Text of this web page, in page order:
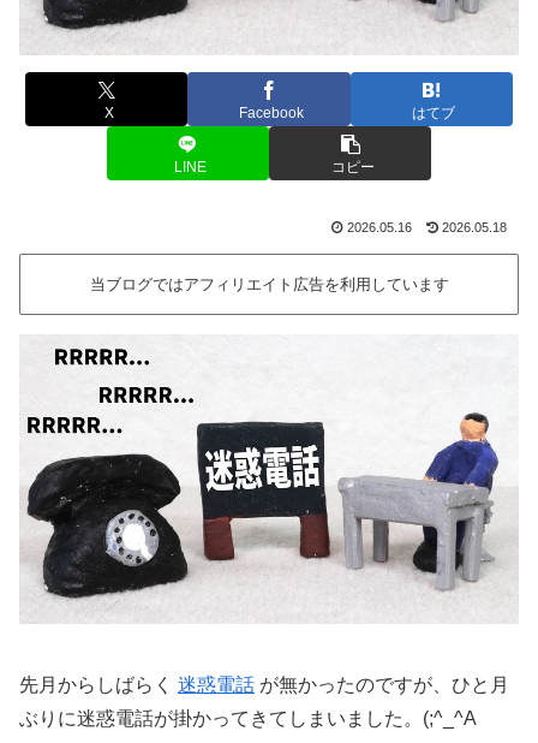
X Facebook はてブ
LINE コピー
2026.05.16 2026.05.18
当ブログではアフィリエイト広告を利用しています
先月からしばらく 迷惑電話 が無かったのですが、ひと月
ぶりに迷惑電話が掛かってきてしまいました。(;^_^A